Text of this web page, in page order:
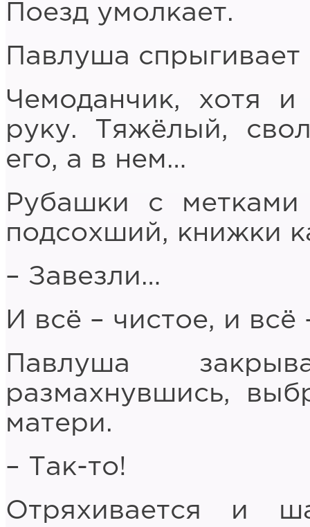
Поезд умолкает.
Павлуша
Чемоданчик, хотя и
руку. Тяжёлый,
его, а в нем…
Рубашки с метками
подсохший, книжки
– Завезли…
И всё – чистое, и всё
Павлуша
размахнувшись,
матери.
– Так-то!
Отряхивается и